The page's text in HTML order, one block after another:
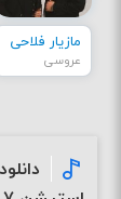
مازیار فلاحی
عروسی